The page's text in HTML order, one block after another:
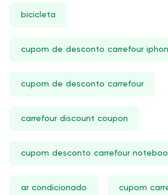
bicicleta
cupom de desconto carrefour
cupom de desconto carrefour
carrefour discount coupon
cupom desconto carrefour
ar condicionado cupom